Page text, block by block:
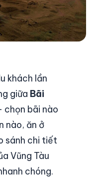
khách lần
giữa Bãi
chọn bãi nào
nào, ăn ở
sánh chi tiết
Vũng Tàu
chóng.